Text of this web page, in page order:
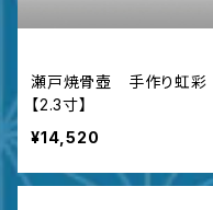
瀬戸焼骨壺 手作り虹彩
【2.3寸】
¥14,520